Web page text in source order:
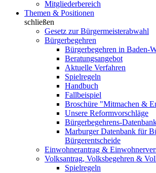
Mitgliederbereich
Themen & Positionen
schließen
Gesetz zur Bürgermeisterabwahl
Bürgerbegehren
Bürgerbegehren in Baden-
Beratungsangebot
Aktuelle Verfahren
Spielregeln
Handbuch
Fallbeispiel
Broschüre "Mitmachen &
Unsere Reformvorschläge
Bürgerbegehrens-
Marburger Datenbank für
Bürgerentscheide
Einwohnerantrag &
Volksantrag, Volksbegehren &
Spielregeln